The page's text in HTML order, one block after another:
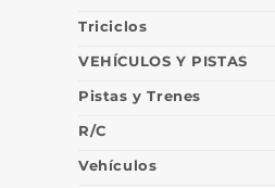
Triciclos
VEHÍCULOS Y PISTAS
Pistas y Trenes
R/C
Vehículos